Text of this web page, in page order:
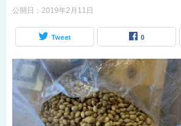
公開日： 2019年2月11日
Tweet 0